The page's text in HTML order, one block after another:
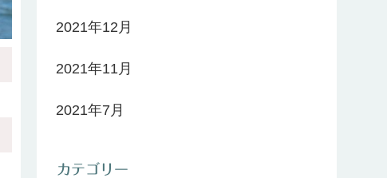
2021年12月
2021年11月
2021年7月
カテゴリー